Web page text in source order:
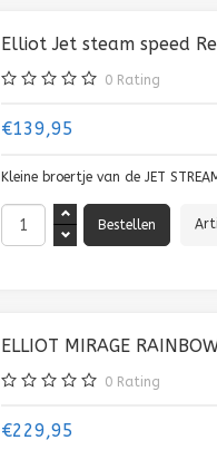
Elliot Jet steam speed
0 Rating
€139,95
Kleine broertje van de JET
ELLIOT MIRAGE
0 Rating
€229,95